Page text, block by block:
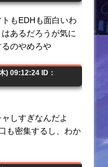
もEDHも面白いわ
あるだろうが気に
のやめろや
) 09:12:24 ID：
しすぎなんだよ
も密集するし、わか